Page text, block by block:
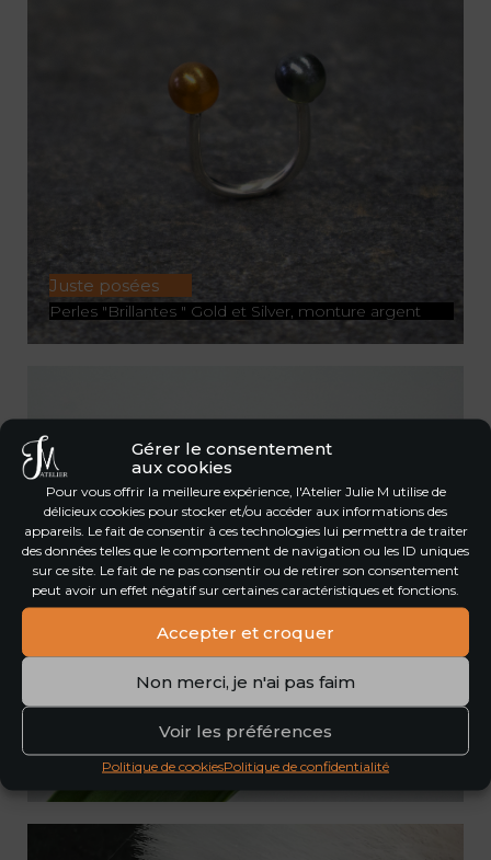
Gérer le consentement
aux cookies
Pour vous offrir la meilleure expérience, l'Atelier Julie M utilise de
délicieux cookies pour stocker et/ou accéder aux informations des
appareils. Le fait de consentir à ces technologies lui permettra de traiter
des données telles que le comportement de navigation ou les ID uniques
sur ce site. Le fait de ne pas consentir ou de retirer son consentement
peut avoir un effet négatif sur certaines caractéristiques et fonctions.
Accepter et croquer
Non merci, je n'ai pas faim
Voir les préférences
Politique de cookiesPolitique de confidentialité
Juste posées
Perles "Brillantes " Gold et Silver, monture argent